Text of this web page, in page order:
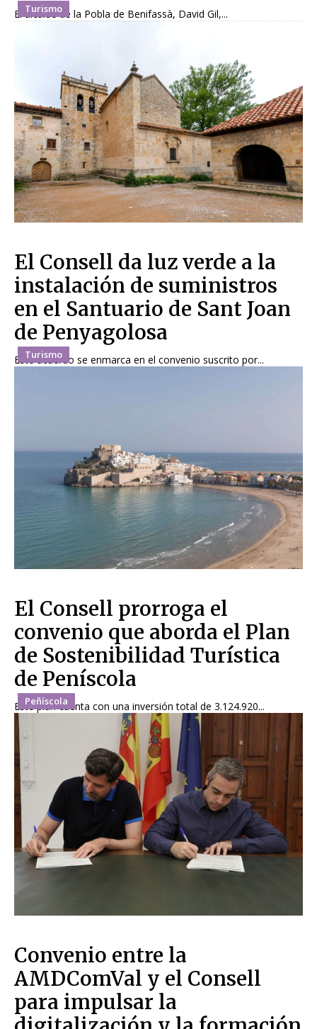
Turismo
El alcalde de la Pobla de Benifassà, David Gil,...
Turismo
El Consell da luz verde a la
instalación de suministros
en el Santuario de Sant Joan
de Penyagolosa
Este acuerdo se enmarca en el convenio suscrito por...
Peñíscola
El Consell prorroga el
convenio que aborda el Plan
de Sostenibilidad Turística
de Peníscola
Este plan cuenta con una inversión total de 3.124.920...
Convenio entre la
AMDComVal y el Consell
para impulsar la